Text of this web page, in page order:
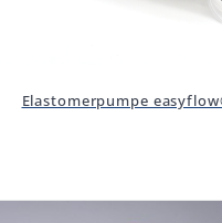
Elastomerpumpe